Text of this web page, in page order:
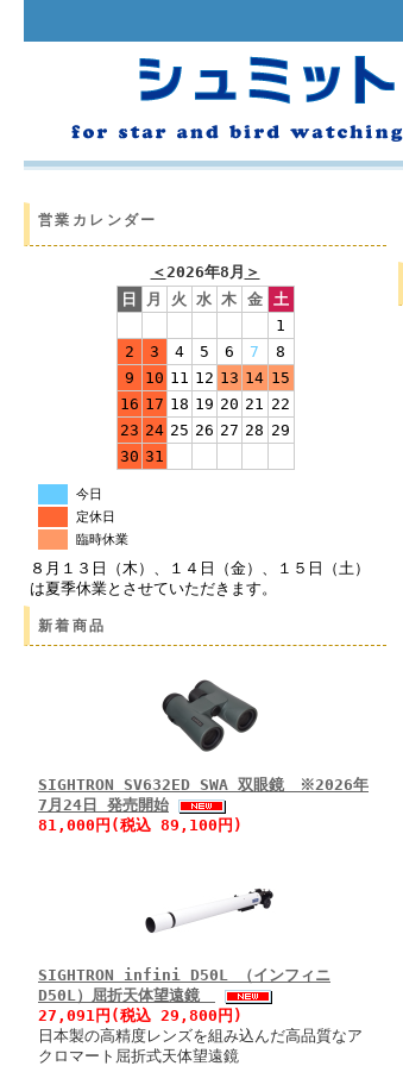
営業カレンダー
＜2026年8月 ＞
日
月 火 水 木 金
土
1
2
3 4 5 6 7
8
9
10 11 12 13 14 15
16 17 18 19 20 21 22
23 24 25 26 27 28 29
30 31
今日
定休日
臨時休業
８月１３日（木）、１４日（金）、１５日（土）
は夏季休業とさせていただきます。
新着商品
SIGHTRON SV632ED SWA 双眼鏡 ※2026年
7月24日 発売開始
81,000円(税込 89,100円)
SIGHTRON infini D50L （インフィニ
D50L）屈折天体望遠鏡
27,091円(税込 29,800円)
日本製の高精度レンズを組み込んだ高品質なア
クロマート屈折式天体望遠鏡